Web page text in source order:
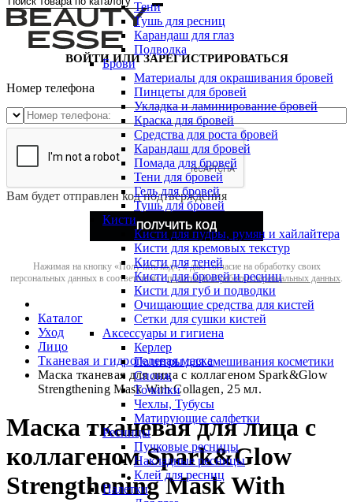
Тени
Тушь для ресниц
Карандаш для глаз
Подводка
Брови
Материалы для окрашивания бровей
Пинцеты для бровей
Укладка и ламинирование бровей
Краска для бровей
Средства для роста бровей
Карандаш для бровей
Помада для бровей
Тени для бровей
Гель для бровей
Тушь для бровей
Кисти
Кисти для пудры, румян и хайлайтера
Кисти для кремовых текстур
Кисти для теней
Кисти для бровей и ресниц
Кисти для губ и подводки
Очищающие средства для кистей
Сетки для сушки кистей
Аксессуары и гигиена
Керлер
Палитры для смешивания косметики
Спонж
Точилки
Чехлы, Тубусы
Матирующие салфетки
Ресницы
Пучковые ресницы
Накладные ресницы
Клей для ресниц
Палетки
ВОЙТИ ИЛИ ЗАРЕГИСТРИРОВАТЬСЯ
Номер телефона
Вам будет отправлен код подтверждения
ПОЛУЧИТЬ КОД
Нажимая на кнопку «Получить код», я даю согласие на обработку своих
персональных данных в соответствии сполитикой обработки персональных данных.
Каталог
Уход
Лицо
Тканевая и гидрогелевая маска
Маска тканевая для лица с коллагеном Spark&Glow
Strengthening Mask With Collagen, 25 мл.
Маска тканевая для лица с
коллагеном Spark&Glow
Strengthening Mask With